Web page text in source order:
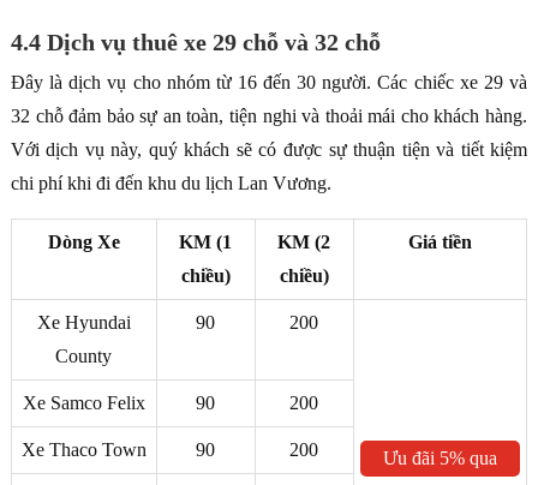
4.4 Dịch vụ thuê xe 29 chỗ và 32 chỗ
Đây là dịch vụ cho nhóm từ 16 đến 30 người. Các chiếc xe 29 và
32 chỗ đảm bảo sự an toàn, tiện nghi và thoải mái cho khách hàng.
Với dịch vụ này, quý khách sẽ có được sự thuận tiện và tiết kiệm
chi phí khi đi đến khu du lịch Lan Vương.
Dòng Xe
KM (1
chiều)
KM (2
chiều)
Giá tiền
Xe Hyundai
County
90 200
Ưu đãi 5% qua
Xe Samco Felix 90 200
Xe Thaco Town 90 200